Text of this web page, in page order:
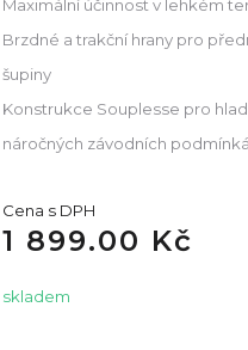
Maximální účinnost v lehkém
Brzdné a trakční hrany pro
šupiny
Konstrukce Souplesse pro
náročných závodních
Cena s DPH
1 899.00 Kč
skladem